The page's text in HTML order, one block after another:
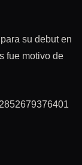
su debut en
fue motivo de